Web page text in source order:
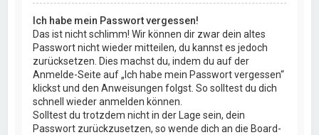
Ich habe mein Passwort vergessen!
Das ist nicht schlimm! Wir können dir zwar dein altes
Passwort nicht wieder mitteilen, du kannst es jedoch
zurücksetzen. Dies machst du, indem du auf der
Anmelde-Seite auf „Ich habe mein Passwort vergessen“
klickst und den Anweisungen folgst. So solltest du dich
schnell wieder anmelden können.
Solltest du trotzdem nicht in der Lage sein, dein
Passwort zurückzusetzen, so wende dich an die Board-